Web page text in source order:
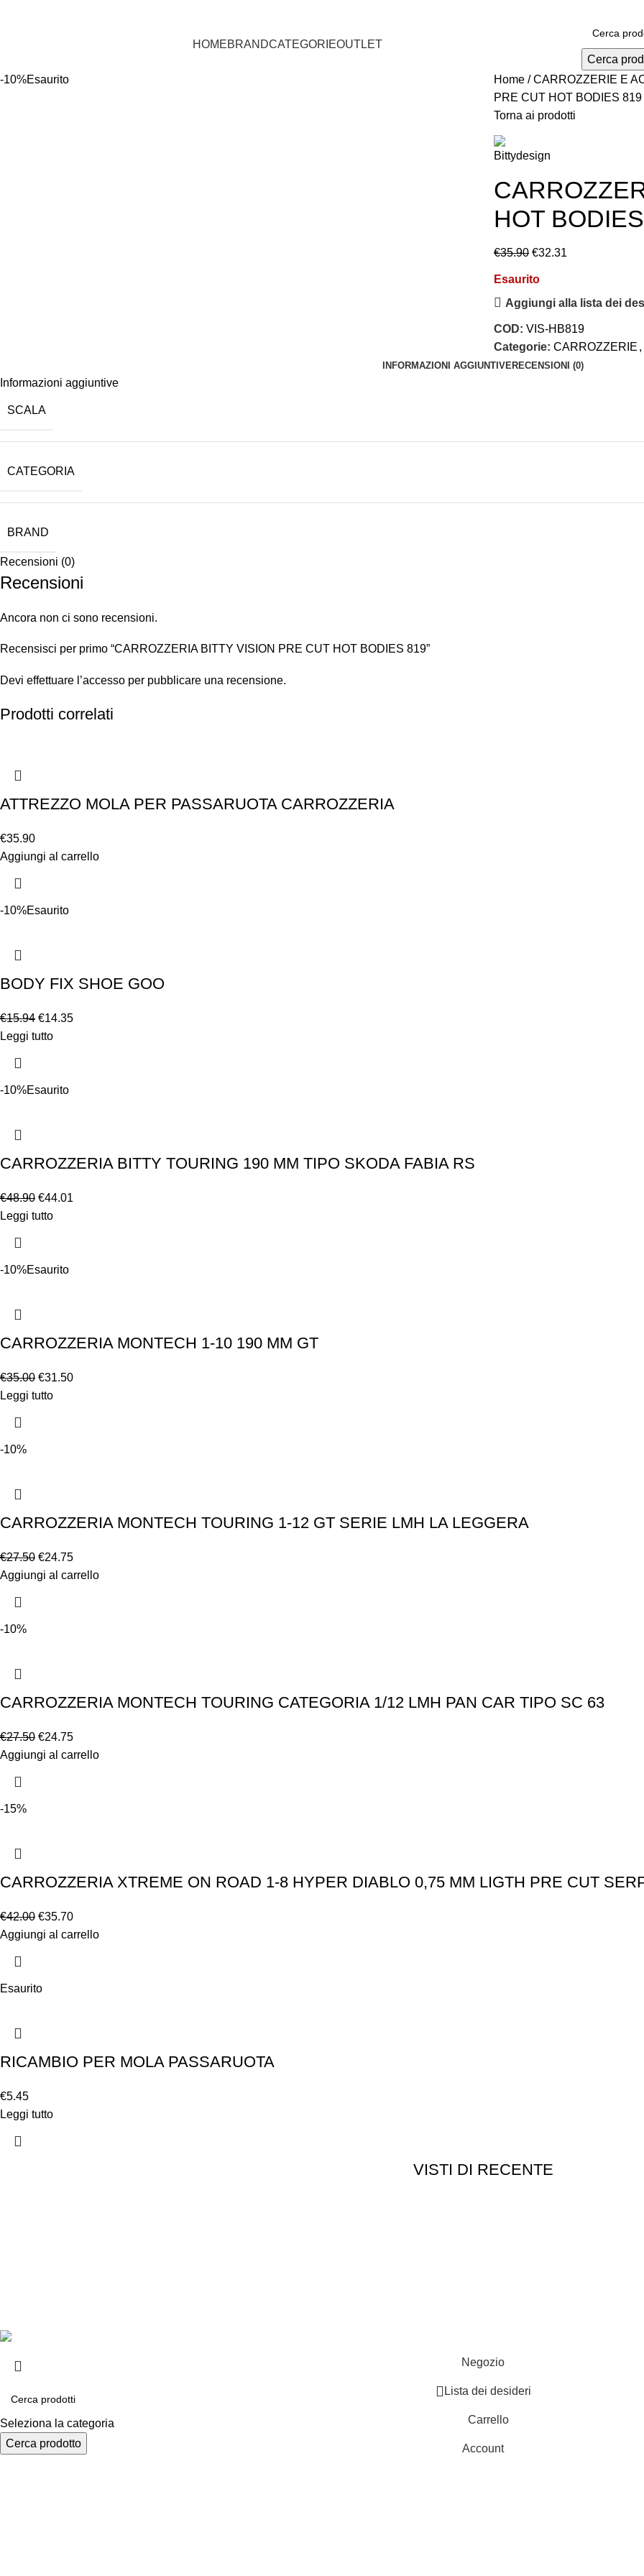
HOMEBRANDCATEGORIEOUTLET
Cerca
-10%Esaurito Home
CARROZZERIE E
PRE CUT HOT BODIES 819
Torna ai prodotti
HOT
€35.90 €32.31
Esaurito
Aggiungi alla lista dei
COD: VIS-HB819
Categorie: CARROZZERIE ,
INFORMAZIONI AGGIUNTIVERECENSIONI (0)
Informazioni aggiuntive
SCALA
CATEGORIA
BRAND
Recensioni (0)
Recensioni
Ancora non ci sono recensioni.
Recensisci per primo “CARROZZERIA BITTY VISION PRE CUT HOT BODIES 819”
Devi effettuare l’accesso per pubblicare una recensione.
Prodotti correlati
ATTREZZO MOLA PER PASSARUOTA CARROZZERIA
€35.90
Aggiungi al carrello
-10%Esaurito
BODY FIX SHOE GOO
€15.94 €14.35
Leggi tutto
-10%Esaurito
CARROZZERIA BITTY TOURING 190 MM TIPO SKODA FABIA RS
€48.90 €44.01
Leggi tutto
-10%Esaurito
CARROZZERIA MONTECH 1-10 190 MM GT
€35.00 €31.50
Leggi tutto
-10%
CARROZZERIA MONTECH TOURING 1-12 GT SERIE LMH LA LEGGERA
€27.50 €24.75
Aggiungi al carrello
-10%
CARROZZERIA MONTECH TOURING CATEGORIA 1/12 LMH PAN CAR TIPO SC 63
€27.50 €24.75
Aggiungi al carrello
-15%
CARROZZERIA XTREME ON ROAD 1-8 HYPER DIABLO 0,75 MM LIGTH PRE CUT
€42.00 €35.70
Aggiungi al carrello
Esaurito
RICAMBIO PER MOLA PASSARUOTA
€5.45
Leggi tutto
VISTI DI RECENTE
Seleziona la categoria
Cerca prodotto
Negozio
Lista dei desideri
Carrello
Account